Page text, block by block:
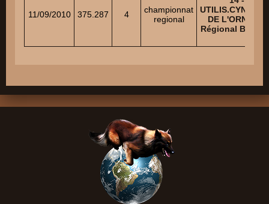
11/09/2010 375.287 4
championnat
regional
DE L'ORNE -
Régional B